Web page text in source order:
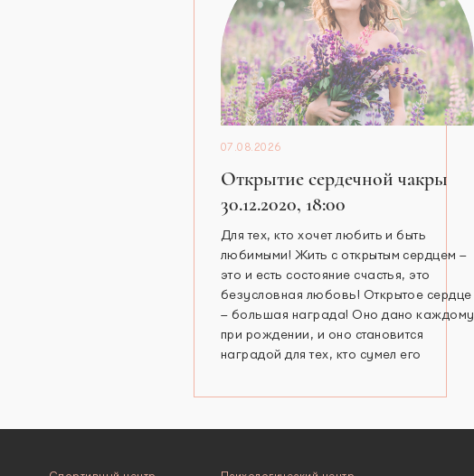
07.08.2026
Открытие сердечной чакры
30.12.2020, 18:00
Для тех, кто хочет любить и быть
любимыми! Жить с открытым сердцем –
это и есть состояние счастья, это
безусловная любовь! Открытое сердце
– большая награда! Оно дано каждому
при рождении, и оно становится
наградой для тех, кто сумел его